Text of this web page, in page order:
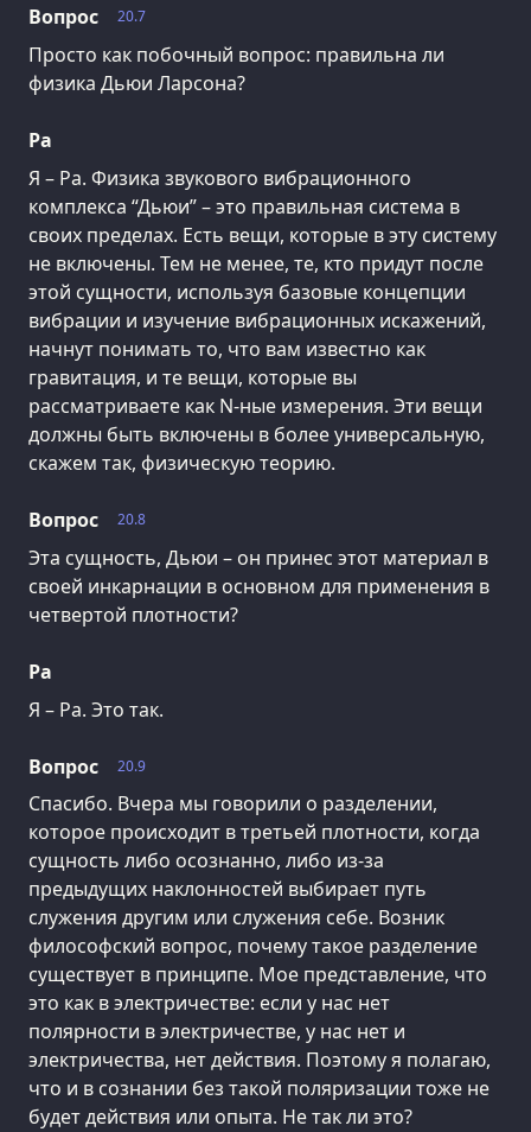
20.7
Вопрос
Просто как побочный вопрос: правильна ли
физика Дьюи Ларсона?
Ра
Я – Ра. Физика звукового вибрационного
комплекса “Дьюи” – это правильная система в
своих пределах. Есть вещи, которые в эту систему
не включены. Тем не менее, те, кто придут после
этой сущности, используя базовые концепции
вибрации и изучение вибрационных искажений,
начнут понимать то, что вам известно как
гравитация, и те вещи, которые вы
рассматриваете как N-ные измерения. Эти вещи
должны быть включены в более универсальную,
скажем так, физическую теорию.
20.8
Вопрос
Эта сущность, Дьюи – он принес этот материал в
своей инкарнации в основном для применения в
четвертой плотности?
Ра
Я – Ра. Это так.
20.9
Вопрос
Спасибо. Вчера мы говорили о разделении,
которое происходит в третьей плотности, когда
сущность либо осознанно, либо из-за
предыдущих наклонностей выбирает путь
служения другим или служения себе. Возник
философский вопрос, почему такое разделение
существует в принципе. Мое представление, что
это как в электричестве: если у нас нет
полярности в электричестве, у нас нет и
электричества, нет действия. Поэтому я полагаю,
что и в сознании без такой поляризации тоже не
будет действия или опыта. Не так ли это?